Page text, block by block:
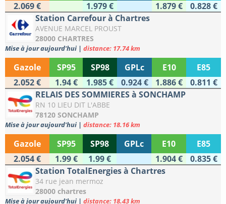
2.069 €
1.979 € 1.879 €
0.828 €
Station Carrefour à Chartres
AVENUE MARCEL PROUST
28000 CHARTRES
Mise à jour aujourd'hui | distance: 17.74 km
Gazole SP95 SP98 GPLc E10
E85
2.052 €
1.94 € 1.985 € 0.924 € 1.886 €
0.811 €
RELAIS DES SOMMIERES à SONCHAMP
RN 10 LIEU DIT L'ABBE
78120 SONCHAMP
Mise à jour aujourd'hui | distance: 18.16 km
Gazole SP95 SP98 GPLc E10
E85
2.054 €
1.99 € 1.99 € 1.904 €
0.835 €
Station TotalEnergies à Chartres
34 rue jean mermoz
28000 chartres
Mise à jour aujourd'hui | distance: 18.43 km